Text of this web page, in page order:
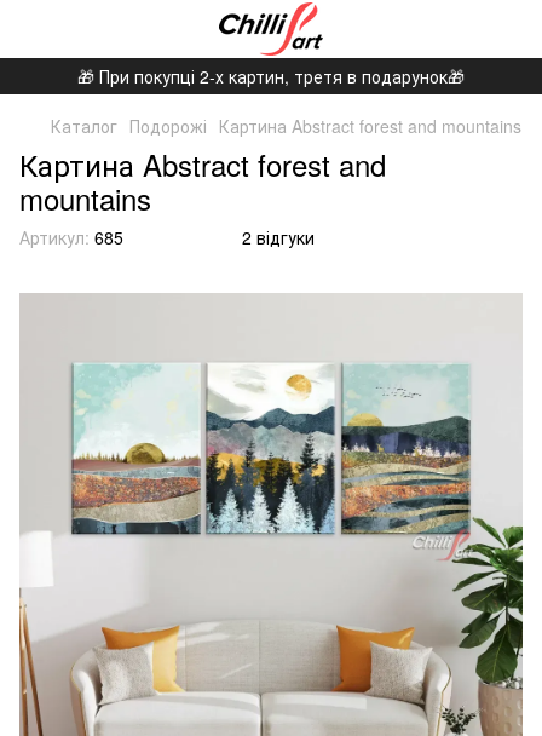
🎁 При покупці 2-х картин, третя в подарунок🎁
Каталог Подорожі Картина Abstract forest and mountains
Картина Abstract forest and
mountains
Артикул: 685 2 відгуки